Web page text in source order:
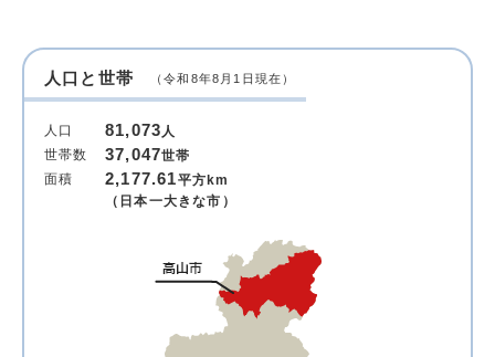
人口と世帯 （令和8年8月1日現在）
人口 81,073人
世帯数
37,047世帯
面積
2,177.61平方km
（日本一大きな市）